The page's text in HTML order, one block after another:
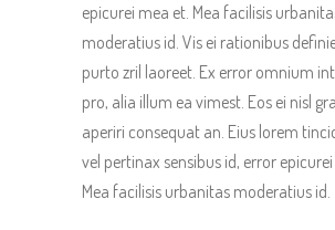
epicurei mea et. Mea facilisis
moderatius id. Vis ei rationibus
purto zril laoreet. Ex error omnium
pro, alia illum ea vimest. Eos ei nisl
aperiri consequat an. Eius lorem
vel pertinax sensibus id, error
Mea facilisis urbanitas moderatius id.